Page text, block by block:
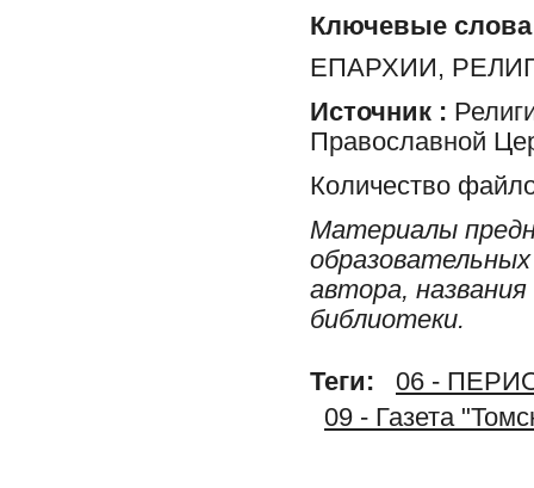
Ключевые слова
ЕПАРХИИ,
Источник :
Православной
Количество
Материалы
автора,
библиотеки.
Теги:
06 -
09 - Газета